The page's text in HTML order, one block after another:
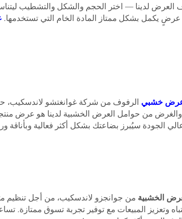
لدينا — اختر الحجم والشكل والتشطيب
يكمل بشكل ممتاز المادة الخام التي تستخدمها.
خشبي الرفوف من شركة غوانغتشو
من حوامل العرض الخشبية لدينا هو عرض
الجودة سيُبرز بضاعتك بشكل أكثر فعالية وبأناقة
الخشبية من جوانجزو لاندسكيب، من أجل تنظيم
وتعزيز المبيعات مع توفير تجربة تسوق ممتازة.